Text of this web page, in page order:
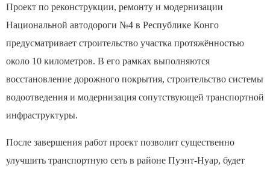
Проект по реконструкции, ремонту и модернизации
Национальной автодороги №4 в Республике Конго
предусматривает строительство участка протяжённостью
около 10 километров. В его рамках выполняются
восстановление дорожного покрытия, строительство системы
водоотведения и модернизация сопутствующей транспортной
инфраструктуры.
После завершения работ проект позволит существенно
улучшить транспортную сеть в районе Пуэнт-Нуар, будет